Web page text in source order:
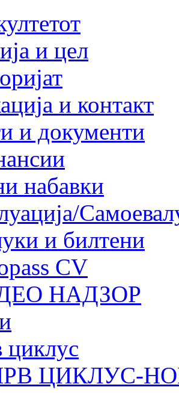
и цел
и контакт
и документи
набавки
и билтени
CV
НАДЗОР
циклус
ЦИКЛУС-